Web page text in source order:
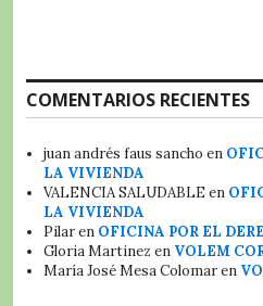
COMENTARIOS RECIENTES
juan andrés faus sancho en
LA VIVIENDA
VALENCIA SALUDABLE en
LA VIVIENDA
Pilaren OFICINA POR EL
Gloria Martinez en VOLEM
María José Mesa Colomaren